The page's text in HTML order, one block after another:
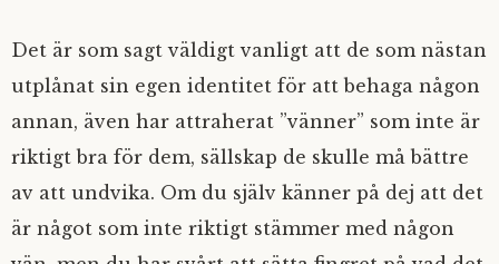
Det är som sagt väldigt vanligt att de som nästan
utplånat sin egen identitet för att behaga någon
annan, även har attraherat ”vänner” som inte är
riktigt bra för dem, sällskap de skulle må bättre
av att undvika. Om du själv känner på dej att det
är något som inte riktigt stämmer med någon